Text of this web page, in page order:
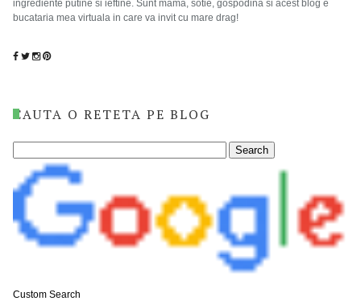
ingrediente putine si ieftine. Sunt mama, sotie, gospodina si acest blog e
bucataria mea virtuala in care va invit cu mare drag!
CAUTA O RETETA PE BLOG
Custom Search